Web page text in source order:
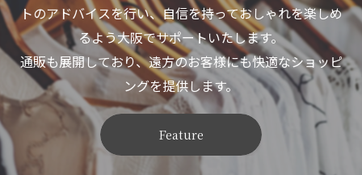
トのアドバイスを行い、自信を持っておしゃれを楽しめ
るよう大阪でサポートいたします。
通販も展開しており、遠方のお客様にも快適なショッピ
ングを提供します。
Feature